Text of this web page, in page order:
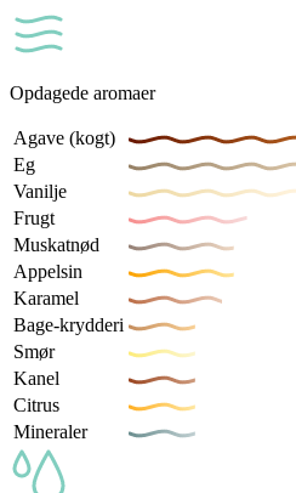
Opdagede aromaer
Agave (kogt)
Eg
Vanilje
Frugt
Muskatnød
Appelsin
Karamel
Bage-krydderi
Smør
Kanel
Citrus
Mineraler